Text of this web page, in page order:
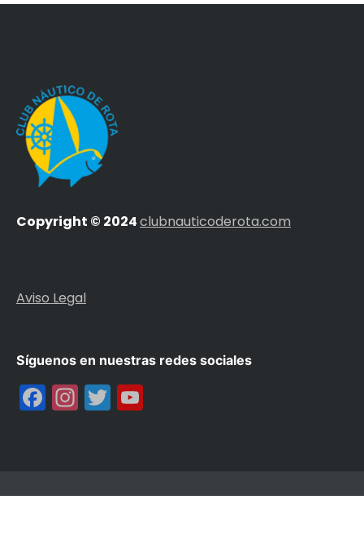
Copyright © 2024clubnauticoderota.com
Aviso Legal
Síguenos en nuestras redes sociales
Facebook
Instagram
Twitter